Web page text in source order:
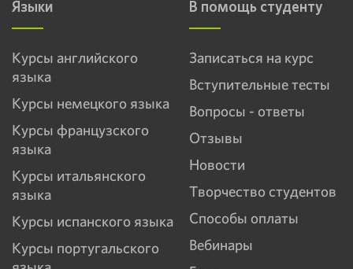
В помощь студенту
Записаться на курс
Вступительные тесты
Вопросы - ответы
Отзывы
Новости
Творчество студентов
Способы оплаты
Вебинары
Языки
Курсы английского
языка
Курсы немецкого языка
Курсы французского
языка
Курсы итальянского
языка
Курсы испанского языка
Курсы португальского